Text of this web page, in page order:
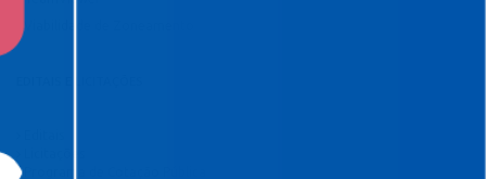
Viabilidade de Zoneamento